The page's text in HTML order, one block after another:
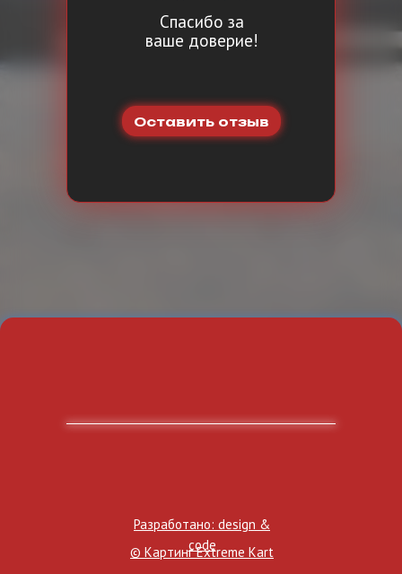
Оставить отзыв
Спасибо за
ваше доверие!
Разработано: design &
code
© Картинг Extreme Kart